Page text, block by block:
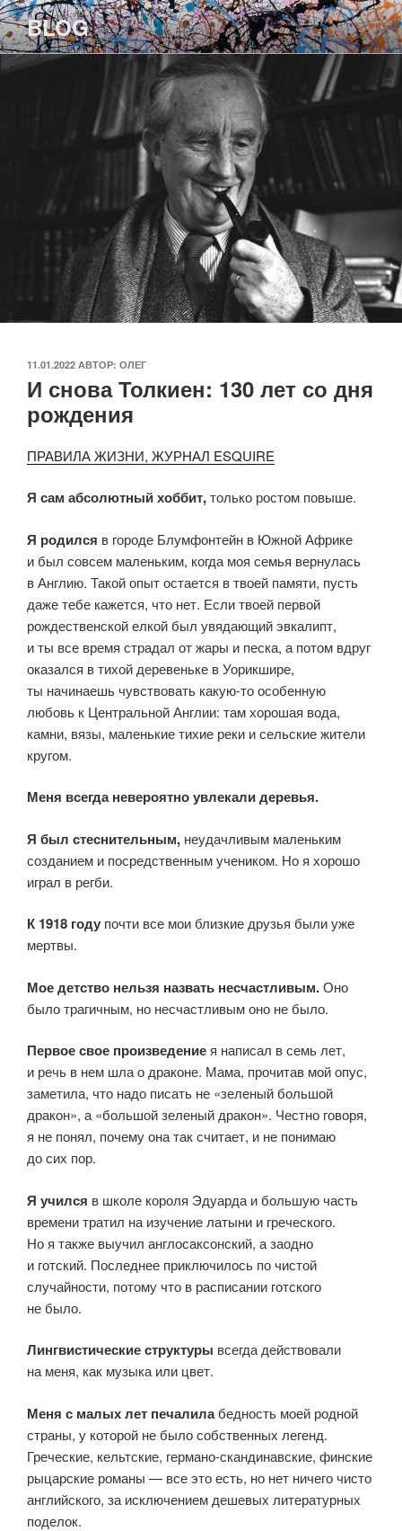
Перейти
к
содержимому
BLOG
ОПУБЛИКОВАНО
11.01.2022 АВТОР: ОЛЕГ
И снова Толкиен: 130 лет со дня
рождения
ПРАВИЛА ЖИЗНИ, ЖУРНАЛ ESQUIRE
Я сам абсолютный хоббит,только ростом повыше.
Я родился в городе Блумфонтейн в Южной Африке
и был совсем маленьким, когда моя семья вернулась
в Англию. Такой опыт остается в твоей памяти, пусть
даже тебе кажется, что нет. Если твоей первой
рождественской елкой был увядающий эвкалипт,
и ты все время страдал от жары и песка, а потом вдруг
оказался в тихой деревеньке в Уорикшире,
ты начинаешь чувствовать какую-то особенную
любовь к Центральной Англии: там хорошая вода,
камни, вязы, маленькие тихие реки и сельские жители
кругом.
Меня всегда невероятно увлекали деревья.
Я был стеснительным, неудачливым маленьким
созданием и посредственным учеником. Но я хорошо
играл в регби.
К 1918 году почти все мои близкие друзья были уже
мертвы.
Мое детство нельзя назвать несчастливым.Оно
было трагичным, но несчастливым оно не было.
Первое свое произведениея написал в семь лет,
и речь в нем шла о драконе. Мама, прочитав мой опус,
заметила, что надо писать не «зеленый большой
дракон», а «большой зеленый дракон». Честно говоря,
я не понял, почему она так считает, и не понимаю
до сих пор.
Я учился в школе короля Эдуарда и большую часть
времени тратил на изучение латыни и греческого.
Но я также выучил англосаксонский, а заодно
и готский. Последнее приключилось по чистой
случайности, потому что в расписании готского
не было.
Лингвистические структуры всегда действовали
на меня, как музыка или цвет.
Меня с малых лет печалилабедность моей родной
страны, у которой не было собственных легенд.
Греческие, кельтские, германо-скандинавские, финские
рыцарские романы — все это есть, но нет ничего чисто
английского, за исключением дешевых литературных
поделок.